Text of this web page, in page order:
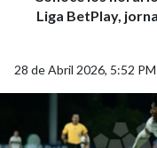
Liga BetPlay,
28 de Abril 2026, 5:52 PM